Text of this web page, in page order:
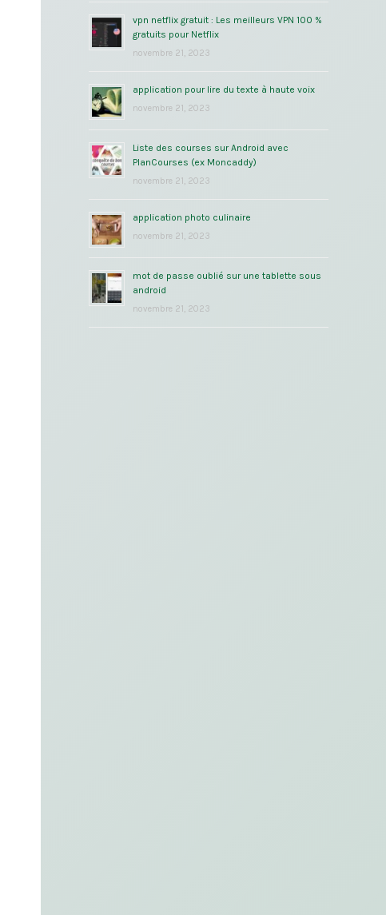
vpn netflix gratuit : Les meilleurs VPN 100 %
gratuits pour Netflix
novembre 21, 2023
application pour lire du texte à haute voix
novembre 21, 2023
Liste des courses sur Android avec
PlanCourses (ex Moncaddy)
novembre 21, 2023
application photo culinaire
novembre 21, 2023
mot de passe oublié sur une tablette sous
android
novembre 21, 2023